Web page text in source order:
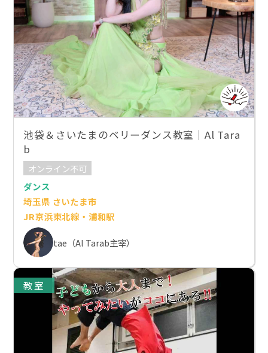
池袋＆さいたまのベリーダンス教室｜Al Tara
b
オンライン不可
ダンス
埼玉県 さいたま市
JR京浜東北線・浦和駅
tae（Al Tarab主宰）
教室